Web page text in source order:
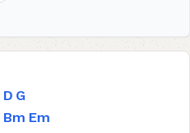
D G
Bm Em